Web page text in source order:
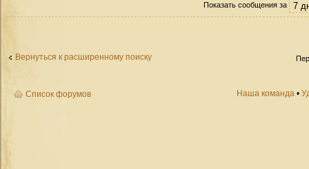
Показать сообщения за
Вернуться к расширенному поиску
Список форумов Наша команда •